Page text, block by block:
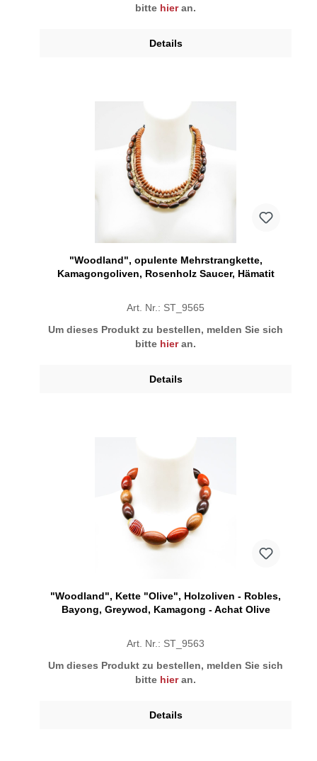
bitte hieran.
Details
"Woodland", opulente Mehrstrangkette,
Kamagongoliven, Rosenholz Saucer, Hämatit
Art. Nr.: ST_9565
Um dieses Produkt zu bestellen, melden Sie sich
bitte hieran.
Details
"Woodland", Kette "Olive", Holzoliven - Robles,
Bayong, Greywod, Kamagong - Achat Olive
Art. Nr.: ST_9563
Um dieses Produkt zu bestellen, melden Sie sich
bitte hieran.
Details